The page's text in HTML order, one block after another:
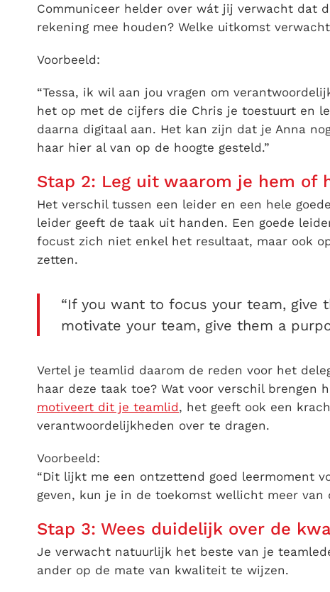
Communiceer helder over wát jij verwacht dat
rekening mee houden? Welke uitkomst
Voorbeeld:
“Tessa, ik wil aan jou vragen om
het op met de cijfers die Chris je toestuurt en
daarna digitaal aan. Het kan zijn dat je Anna
haar hier al van op de hoogte gesteld.”
Stap 2: Leg uit waarom je hem of
Het verschil tussen een leider en een hele
leider geeft de taak uit handen. Een goede
focust zich niet enkel het resultaat, maar ook
zetten.
“If you want to focus your team, give
motivate your team, give them a
Vertel je teamlid daarom de reden voor het
haar deze taak toe? Wat voor verschil brengen
motiveert dit je teamlid, het geeft ook een
verantwoordelijkheden over te dragen.
Voorbeeld:
“Dit lijkt me een ontzettend goed leermoment
geven, kun je in de toekomst wellicht meer van
Stap 3: Wees duidelijk over de
Je verwacht natuurlijk het beste van je
ander op de mate van kwaliteit te wijzen.